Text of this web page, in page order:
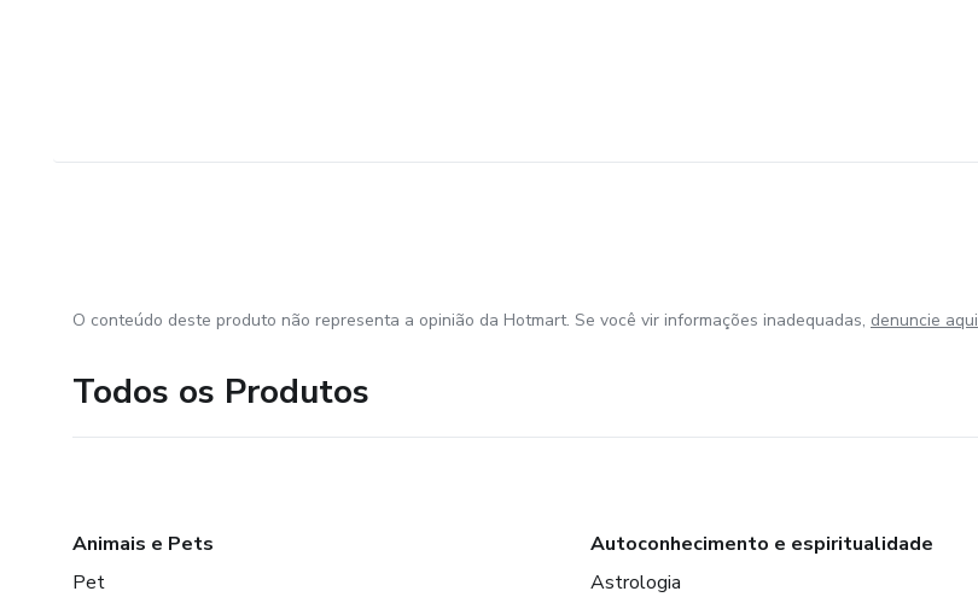
O conteúdo deste produto não representa a opinião da Hotmart. Se você vir informações inadequadas, denuncie aqui
Todos os Produtos
Animais e Pets
Pet
Autoconhecimento e espiritualidade
Astrologia